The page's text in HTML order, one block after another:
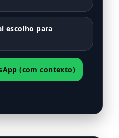
escolho para
(com contexto)